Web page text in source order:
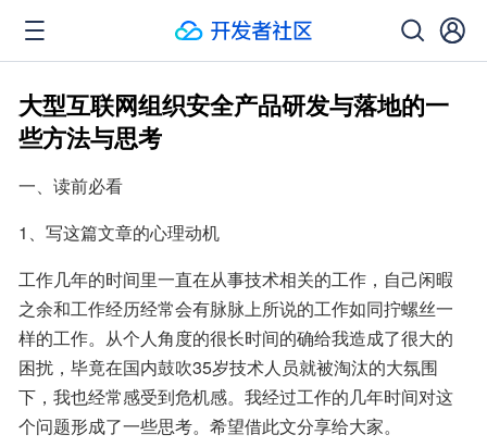
大型互联网组织安全产品研发与落地的一
些方法与思考
一、读前必看
1、写这篇文章的心理动机
工作几年的时间里一直在从事技术相关的工作，自己闲暇
之余和工作经历经常会有脉脉上所说的工作如同拧螺丝一
样的工作。从个人角度的很长时间的确给我造成了很大的
困扰，毕竟在国内鼓吹35岁技术人员就被淘汰的大氛围
下，我也经常感受到危机感。我经过工作的几年时间对这
个问题形成了一些思考。希望借此文分享给大家。